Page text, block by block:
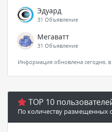
Эдуард
31 Объявление
Мегаватт
31 Объявление
Информация обновлена сегодня, в
TOP 10
По количеству размещенных